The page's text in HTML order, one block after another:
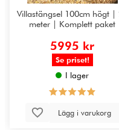
Villastängsel 100cm högt |
meter | Komplett paket
5995 kr
Se priset!
I lager
Lägg i varukorg